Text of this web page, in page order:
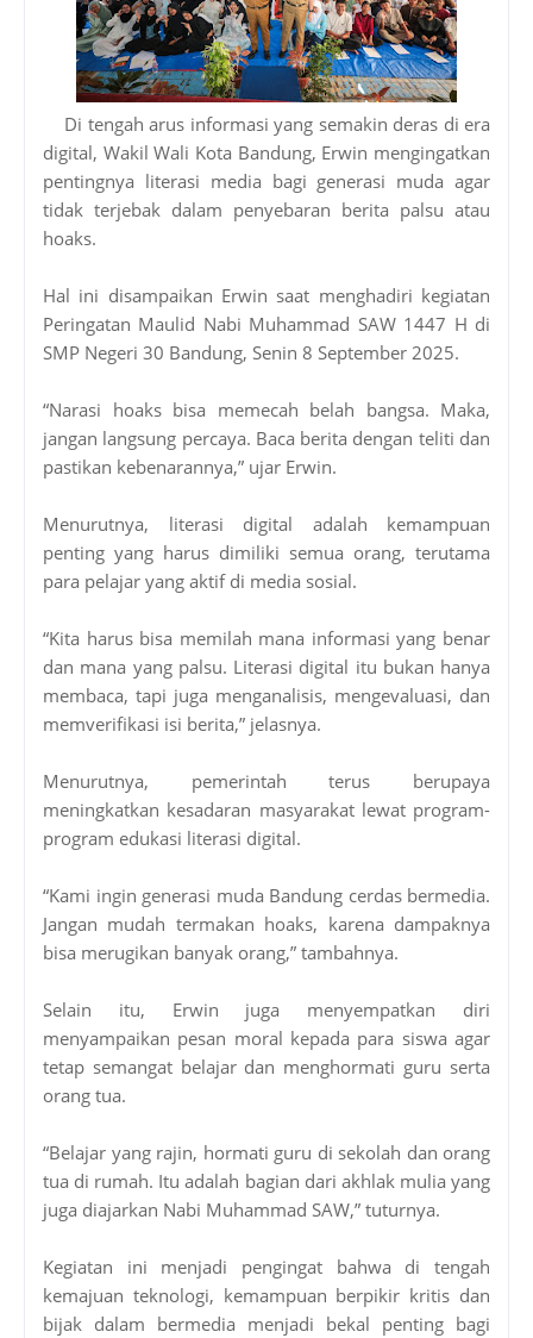
Di tengah arus informasi yang semakin deras di era
digital, Wakil Wali Kota Bandung, Erwin mengingatkan
pentingnya literasi media bagi generasi muda agar
tidak terjebak dalam penyebaran berita palsu atau
hoaks.
Hal ini disampaikan Erwin saat menghadiri kegiatan
Peringatan Maulid Nabi Muhammad SAW 1447 H di
SMP Negeri 30 Bandung, Senin 8 September 2025.
“Narasi hoaks bisa memecah belah bangsa. Maka,
jangan langsung percaya. Baca berita dengan teliti dan
pastikan kebenarannya,” ujar Erwin.
Menurutnya, literasi digital adalah kemampuan
penting yang harus dimiliki semua orang, terutama
para pelajar yang aktif di media sosial.
“Kita harus bisa memilah mana informasi yang benar
dan mana yang palsu. Literasi digital itu bukan hanya
membaca, tapi juga menganalisis, mengevaluasi, dan
memverifikasi isi berita,” jelasnya.
Menurutnya, pemerintah terus berupaya
meningkatkan kesadaran masyarakat lewat program-
program edukasi literasi digital.
“Kami ingin generasi muda Bandung cerdas bermedia.
Jangan mudah termakan hoaks, karena dampaknya
bisa merugikan banyak orang,” tambahnya.
Selain itu, Erwin juga menyempatkan diri
menyampaikan pesan moral kepada para siswa agar
tetap semangat belajar dan menghormati guru serta
orang tua.
“Belajar yang rajin, hormati guru di sekolah dan orang
tua di rumah. Itu adalah bagian dari akhlak mulia yang
juga diajarkan Nabi Muhammad SAW,” tuturnya.
Kegiatan ini menjadi pengingat bahwa di tengah
kemajuan teknologi, kemampuan berpikir kritis dan
bijak dalam bermedia menjadi bekal penting bagi